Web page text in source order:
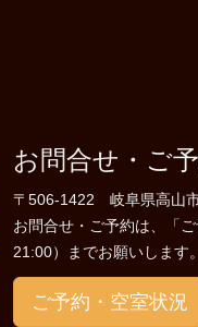
お問合せ・ご
〒506-1422 岐阜県高山
お問合せ・ご予約は、「
21:00）までお願いします。
ご予約・空室状況